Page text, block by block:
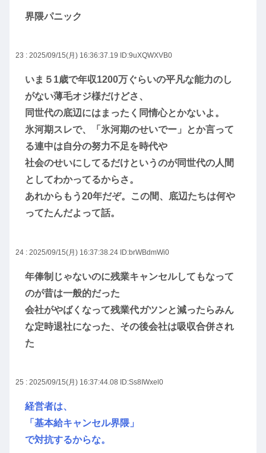
界隈パニック
23 : 2025/09/15(月) 16:36:37.19 ID:9uXQWXVB0
いま５1歳で年収1200万ぐらいの平凡な能力のし
がない薄毛オジ様だけどさ、
同世代の底辺にはまったく同情心とかないよ。
氷河期スレで、「氷河期のせいでー」とか言って
る連中は自分の努力不足を時代や
社会のせいにしてるだけというのが同世代の人間
としてわかってるからさ。
あれからもう20年だぞ。この間、底辺たちは何や
ってたんだよって話。
24 : 2025/09/15(月) 16:37:38.24 ID:brWBdmWi0
年俸制じゃないのに残業キャンセルしてもなって
のが昔は一般的だった
会社がやばくなって残業代ガツンと減ったらみん
な定時退社になった、その後会社は吸収合併され
た
25 : 2025/09/15(月) 16:37:44.08 ID:Ss8IWxel0
経営者は、
「基本給キャンセル界隈」
で対抗するからな。